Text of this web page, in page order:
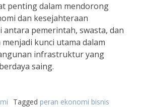
penting dalam mendorong
dan kesejahteraan
antara pemerintah, swasta, dan
kunci utama dalam
infrastruktur yang
saing.
Tagged peran ekonomi bisnis